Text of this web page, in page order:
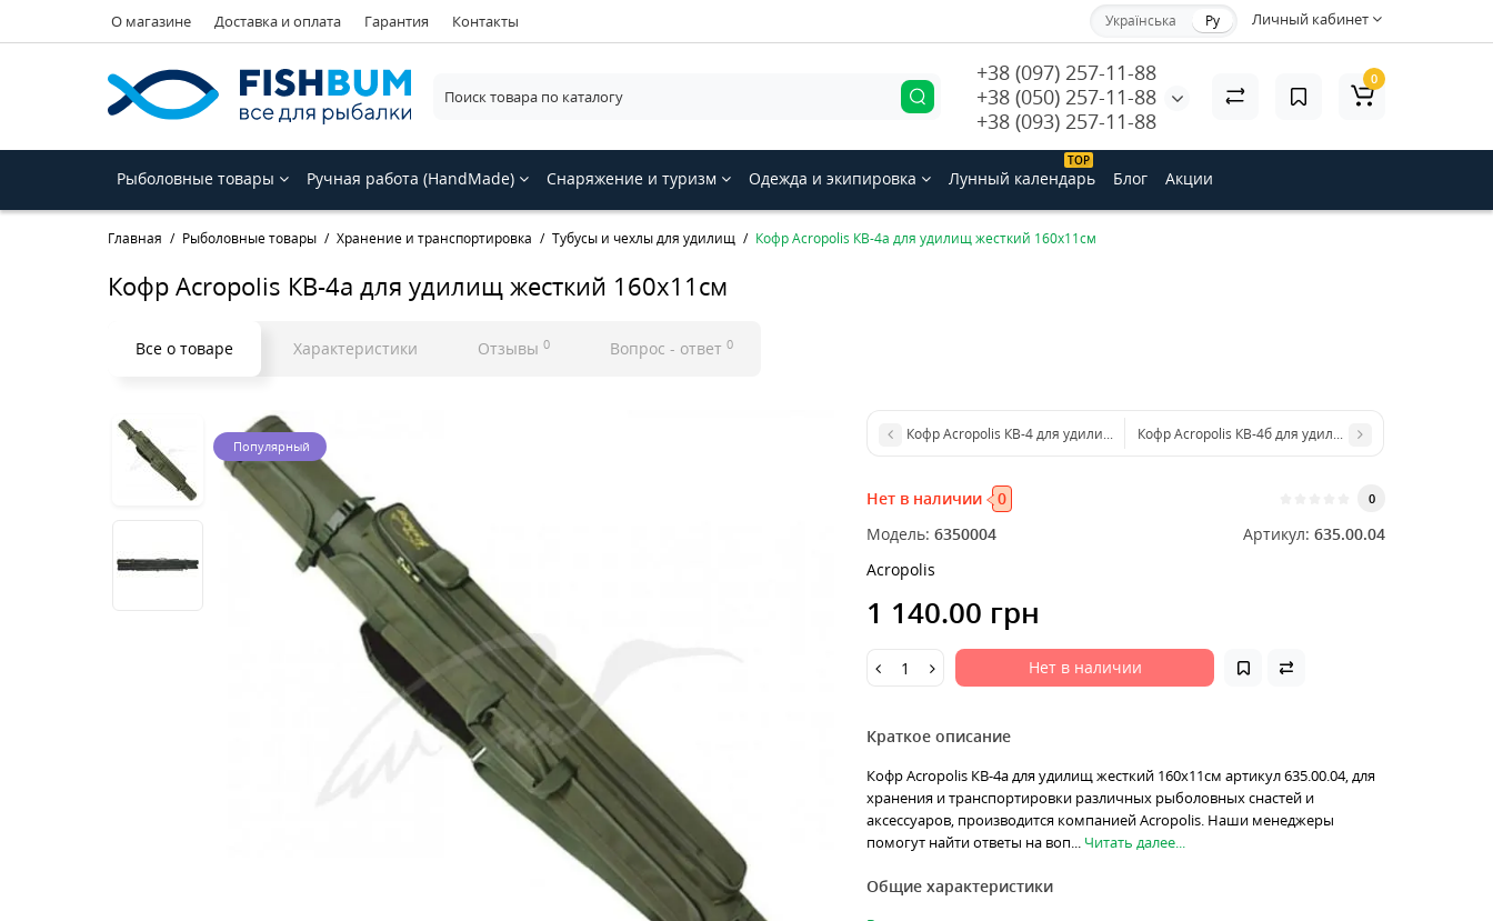
О магазине Доставка и оплата Гарантия Контакты Личный кабинет
Українська Ру
+38 (097) 257-11-88
+38 (050) 257-11-88
+38 (093) 257-11-88
0
Рыболовные товары Ручная работа (HandMade) Снаряжение и туризм Одежда и экипировка
ТОP
Лунный календарь Блог Акции
Главная Рыболовные товары Хранение и транспортировка Тубусы и чехлы для удилищ Кофр Acropolis КВ-4а для удилищ жесткий 160х11см
Кофр Acropolis КВ-4а для удилищ жесткий 160х11см
Все о товаре Характеристики Отзывы 0 Вопрос - ответ 0
Популярный
Кофр Acropolis КВ-4 для удилищ жесткий 150х11смКофр Acropolis КВ-4б для удилищ жесткий 140х11см
Нет в наличии 0 0
Модель: 6350004 Артикул: 635.00.04
Acropolis
1 140.00 грн
Нет в наличии
Краткое описание
Кофр Acropolis КВ-4а для удилищ жесткий 160х11см артикул 635.00.04, для
хранения и транспортировки различных рыболовных снастей и
аксессуаров, производится компанией Acropolis. Наши менеджеры
помогут найти ответы на воп... Читать далее...
Общие характеристики